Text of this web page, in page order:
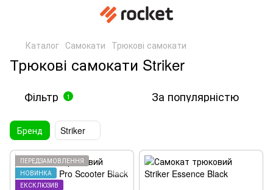
Каталог Самокати Трюкові самокати
Трюкові самокати Striker
Фільтр 1 За популярністю
Бренд Striker
ПЕРЕДЗАМОВЛЕННЯ
НОВИНКА
ЕКСКЛЮЗИВ